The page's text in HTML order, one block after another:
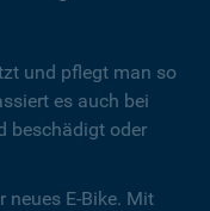
und pflegt man so
es auch bei
beschädigt oder
neues E-Bike. Mit